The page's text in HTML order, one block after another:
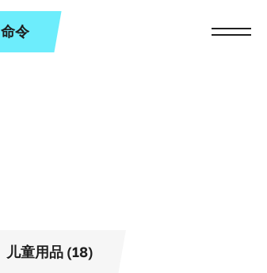
命令
儿童用品 (18)